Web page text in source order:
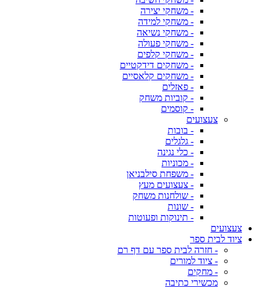
- משחקי יצירה
- משחקי למידה
- משחקי נשיאה
- משחקי פעולה
- משחקי קלפים
- משחקים דידקטיים
- משחקים קלאסיים
- פאזלים
- קוביות משחק
- קוסמים
צעצועים
- בובות
- גלגלים
- כלי נגינה
- מכוניות
- משפחת סילבניאן
- צעצועים מעץ
- שולחנות משחק
- שונות
- תינוקות ופעוטות
צעצועים
ציוד לבית ספר
- חזרה לבית ספר עם דף רם
- ציוד למורים
- מחקים
מכשירי כתיבה